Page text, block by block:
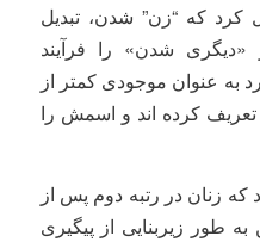
کرد که “زن” شدن، تبدیل
«دیگری شدن» را فرآیند
به عنوان موجودی کمتر از
کرده اند و اسمش را
که زنان در رتبه دوم پس از
به طور زیربنایی از پیگیری